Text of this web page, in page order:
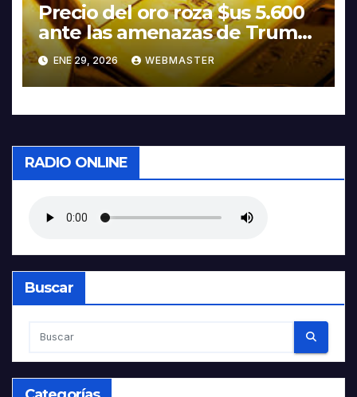
Precio del oro roza $us 5.600
ante las amenazas de Trump
contra Irán
ENE 29, 2026 WEBMASTER
RADIO ONLINE
Buscar